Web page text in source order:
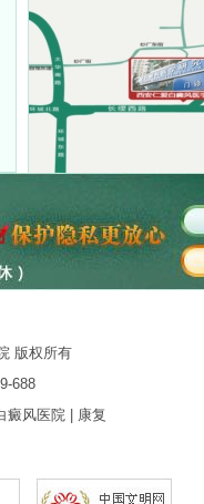
版权所有
688
癜风医院
康复